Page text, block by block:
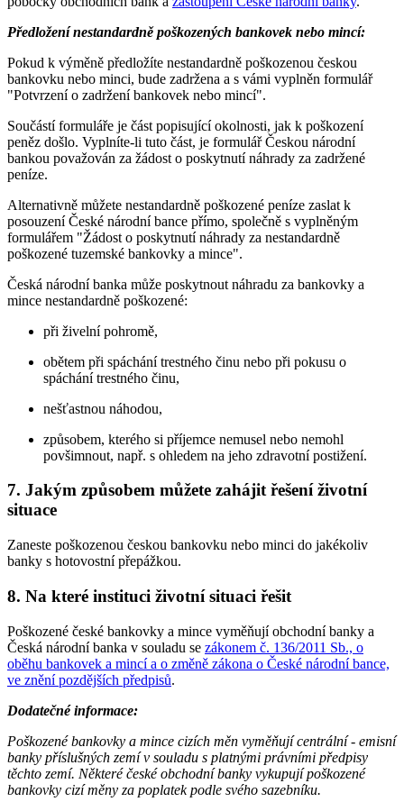
Předložení nestandardně poškozených bankovek nebo mincí:
Pokud k výměně předložíte nestandardně poškozenou českou
bankovku nebo minci, bude zadržena a s vámi vyplněn formulář
"Potvrzení o zadržení bankovek nebo mincí".
Součástí formuláře je část popisující okolnosti, jak k poškození
peněz došlo. Vyplníte-li tuto část, je formulář Českou národní
bankou považován za žádost o poskytnutí náhrady za zadržené
peníze.
Alternativně můžete nestandardně poškozené peníze zaslat k
posouzení České národní bance přímo, společně s vyplněným
formulářem "Žádost o poskytnutí náhrady za nestandardně
poškozené tuzemské bankovky a mince".
Česká národní banka může poskytnout náhradu za bankovky a
mince nestandardně poškozené:
při živelní pohromě,
obětem při spáchání trestného činu nebo při pokusu o
spáchání trestného činu,
nešťastnou náhodou,
způsobem, kterého si příjemce nemusel nebo nemohl
povšimnout, např. s ohledem na jeho zdravotní postižení.
7. Jakým způsobem můžete zahájit řešení životní
situace
Zaneste poškozenou českou bankovku nebo minci do jakékoliv
banky s hotovostní přepážkou.
8. Na které instituci životní situaci řešit
Poškozené české bankovky a mince vyměňují obchodní banky a
Česká národní banka v souladu se zákonem č. 136/2011 Sb., o
oběhu bankovek a mincí a o změně zákona o České národní bance,
ve znění pozdějších předpisů.
Dodatečné informace:
Poškozené bankovky a mince cizích měn vyměňují centrální - emisní
banky příslušných zemí v souladu s platnými právními předpisy
těchto zemí. Některé české obchodní banky vykupují poškozené
bankovky cizí měny za poplatek podle svého sazebníku.